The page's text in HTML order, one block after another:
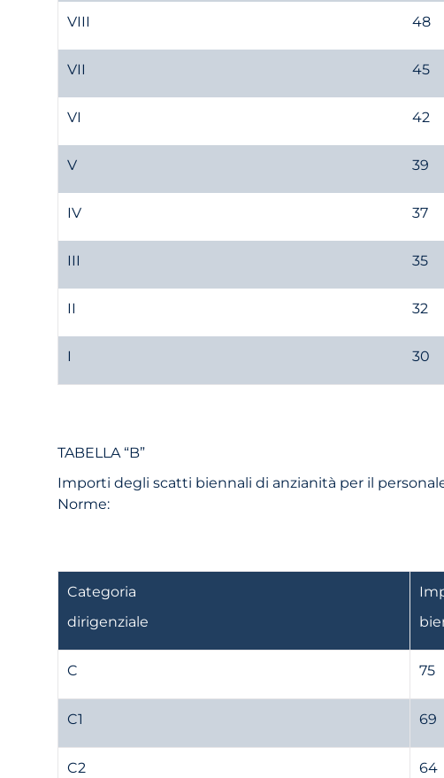
VIII 48
VII 45
VI 42
V 39
IV 37
III 35
II 32
I 30
TABELLA “B”
Importi degli scatti biennali di anzianità per il
Norme:
Categoria
dirigenziale
C 75
C1 69
C2 64